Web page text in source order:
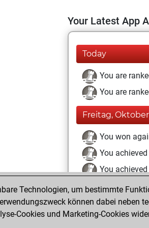
Your Latest App
Today
You are
You are
Freitag, Oktober
You won
You
You
Samstag, Mai 6,
You created
Technologien, um bestimmte
können dabei neben
Cookies und Marketing-Cookies